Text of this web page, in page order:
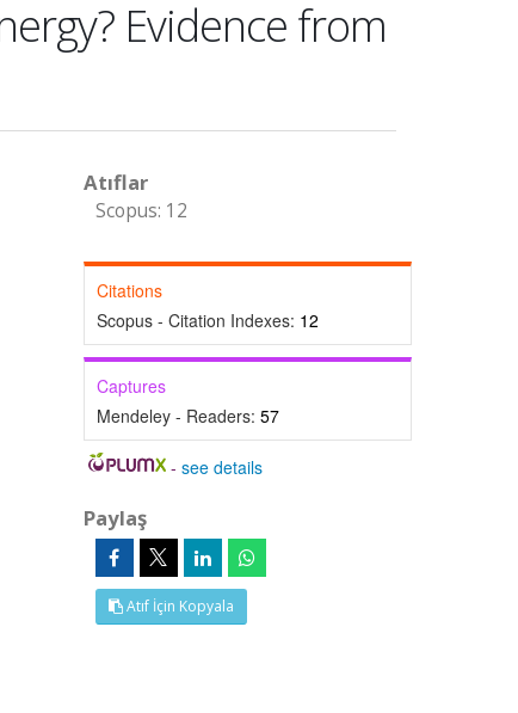
Evidence from
Atıflar
Scopus: 12
Citations
Scopus - Citation Indexes: 12
Captures
Mendeley - Readers: 57
-see details
Paylaş
Atıf İçin Kopyala